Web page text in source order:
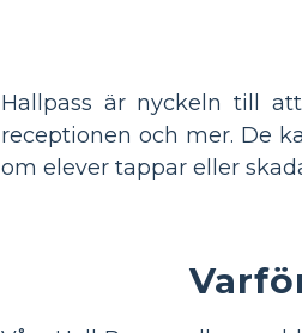
Hallpass är nyckeln till
receptionen och mer. De
om elever tappar eller